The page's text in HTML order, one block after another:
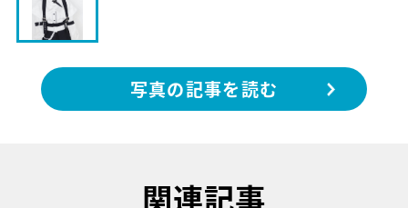
写真の記事を読む
関連記事